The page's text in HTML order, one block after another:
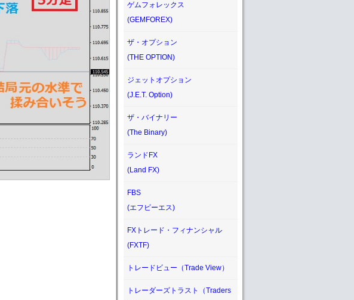
ゲムフォレックス
(GEMFOREX)
ザ・オプション
(THE OPTION)
ジェットオプション
(J.E.T. Option)
ザ・バイナリー
(The Binary)
ランドFX
(Land FX)
FBS
(エフビーエス)
FXトレード・フィナンシャル
(FXTF)
トレードビュー（Trade View）
トレーダーズトラスト（Traders